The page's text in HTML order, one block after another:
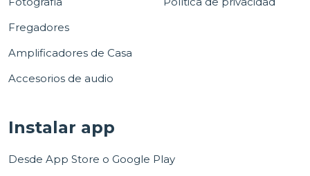
Fregadores
Amplificadores de Casa
Accesorios de audio
Instalar app
Desde App Store o Google Play